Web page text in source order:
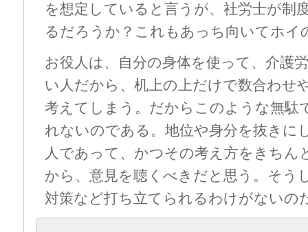
を想定していると言うが、社労士が制
るだろうか？これもあっち向いてホイ
お役人は、自分の身体を使って、介護
い人だから、机上の上だけで数合わせ
考えてしまう。だからこのような無駄
れないのである。地位や身分を抜きに
人であって、かつその考え方をきちん
から、意見を聴くべきだと思う。そう
対策など打ち立てられるわけがないの